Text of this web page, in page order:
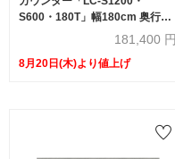
S600・180T」幅180cm 奥行
46cm 高さ92.7cm 引出し+扉収
納（扉：向かって右） 引出し収
納 下台全4色 天板全2色
181,400 円
8月20日(木)より値上げ